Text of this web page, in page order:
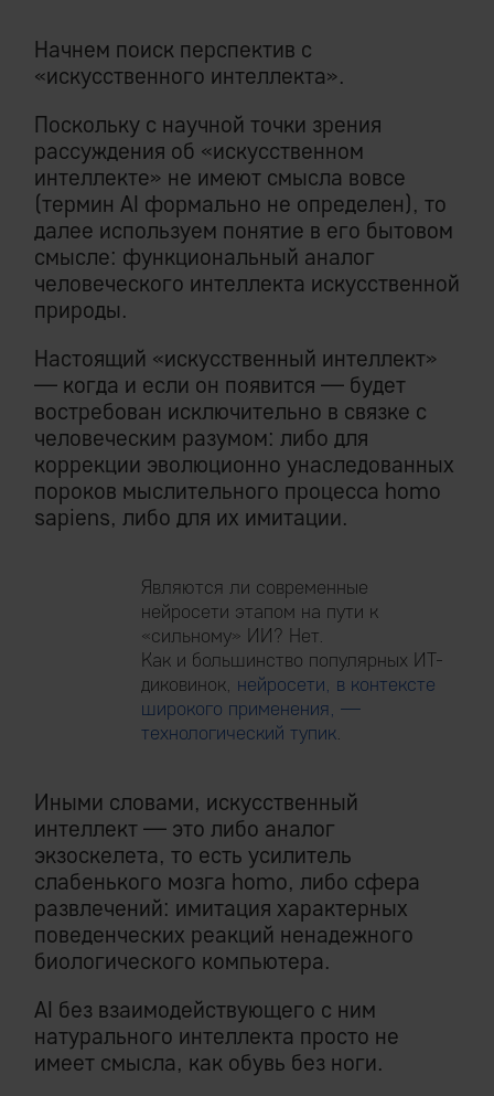
Начнем поиск перспектив с
«искусственного интеллекта».
Поскольку с научной точки зрения
рассуждения об «искусственном
интеллекте» не имеют смысла вовсе
(термин AI формально не определен), то
далее используем понятие в его бытовом
смысле: функциональный аналог
человеческого интеллекта искусственной
природы.
Настоящий «искусственный интеллект»
— когда и если он появится — будет
востребован исключительно в связке с
человеческим разумом: либо для
коррекции эволюционно унаследованных
пороков мыслительного процесса homo
sapiens, либо для их имитации.
Являются ли современные
нейросети этапом на пути к
«сильному» ИИ? Нет.
Как и большинство популярных ИТ-
диковинок, нейросети, в контексте
широкого применения, —
технологический тупик.
Иными словами, искусственный
интеллект — это либо аналог
экзоскелета, то есть усилитель
слабенького мозга homo, либо сфера
развлечений: имитация характерных
поведенческих реакций ненадежного
биологического компьютера.
AI без взаимодействующего с ним
натурального интеллекта просто не
имеет смысла, как обувь без ноги.